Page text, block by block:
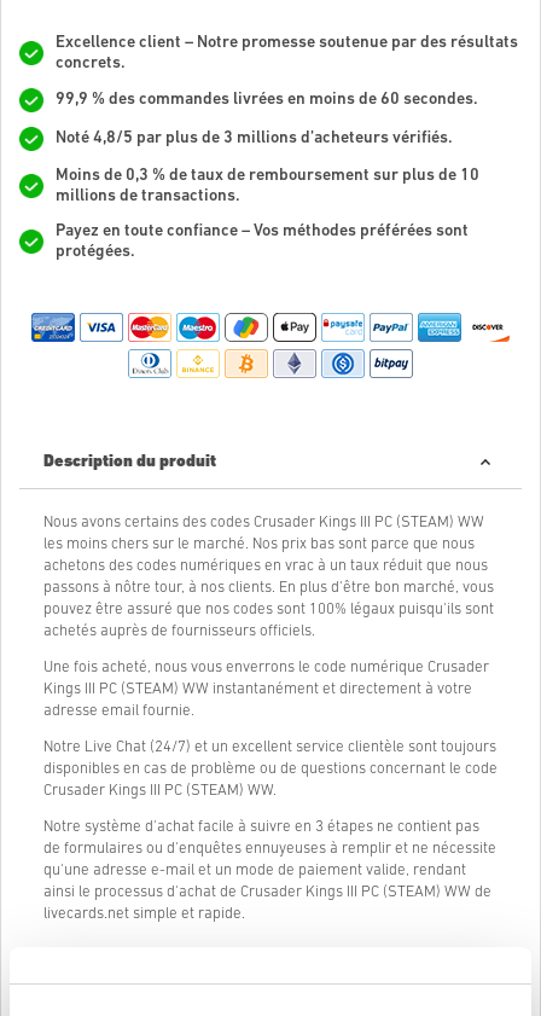
Excellence client – Notre promesse soutenue par des résultats
concrets.
99,9 % des commandes livrées en moins de 60 secondes.
Noté 4,8/5 par plus de 3 millions d’acheteurs vérifiés.
Moins de 0,3 % de taux de remboursement sur plus de 10
millions de transactions.
Payez en toute confiance – Vos méthodes préférées sont
protégées.
Description du produit
Nous avons certains des codes Crusader Kings III PC (STEAM) WW
les moins chers sur le marché. Nos prix bas sont parce que nous
achetons des codes numériques en vrac à un taux réduit que nous
passons à nôtre tour, à nos clients. En plus d'être bon marché, vous
pouvez être assuré que nos codes sont 100% légaux puisqu'ils sont
achetés auprès de fournisseurs officiels.
Une fois acheté, nous vous enverrons le code numérique Crusader
Kings III PC (STEAM) WW instantanément et directement à votre
adresse email fournie.
Notre Live Chat (24/7) et un excellent service clientèle sont toujours
disponibles en cas de problème ou de questions concernant le code
Crusader Kings III PC (STEAM) WW.
Notre système d'achat facile à suivre en 3 étapes ne contient pas
de formulaires ou d'enquêtes ennuyeuses à remplir et ne nécessite
qu'une adresse e-mail et un mode de paiement valide, rendant
ainsi le processus d'achat de Crusader Kings III PC (STEAM) WW de
livecards.net simple et rapide.